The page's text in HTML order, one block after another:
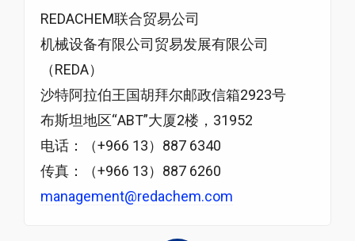
REDACHEM联合贸易公司
机械设备有限公司贸易发展有限公司
（REDA）
沙特阿拉伯王国胡拜尔邮政信箱2923号
布斯坦地区“ABT”大厦2楼，31952
电话：（+966 13）887 6340
传真：（+966 13）887 6260
management@redachem.com